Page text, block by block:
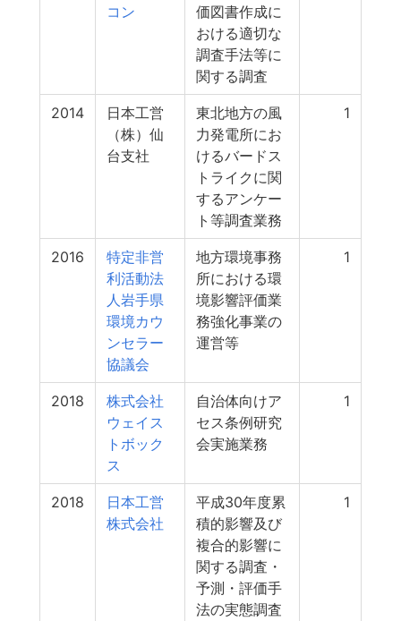
コン
価図書作成に
おける適切な
調査手法等に
関する調査
2014
日本工営
（株）仙
台支社
東北地方の風
力発電所にお
けるバードス
トライクに関
するアンケー
ト等調査業務
1
2016
特定非営
利活動法
人岩手県
環境カウ
ンセラー
協議会
地方環境事務
所における環
境影響評価業
務強化事業の
運営等
1
2018
株式会社
ウェイス
トボック
ス
自治体向けア
セス条例研究
会実施業務
1
2018
日本工営
株式会社
平成30年度累
積的影響及び
複合的影響に
関する調査・
予測・評価手
法の実態調査
1